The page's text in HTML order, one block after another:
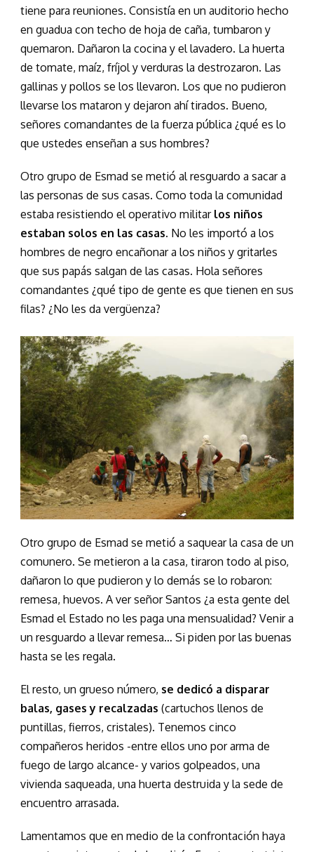
tiene para reuniones. Consistía en un auditorio hecho
en guadua con techo de hoja de caña, tumbaron y
quemaron. Dañaron la cocina y el lavadero. La huerta
de tomate, maíz, fríjol y verduras la destrozaron. Las
gallinas y pollos se los llevaron. Los que no pudieron
llevarse los mataron y dejaron ahí tirados. Bueno,
señores comandantes de la fuerza pública ¿qué es lo
que ustedes enseñan a sus hombres?
Otro grupo de Esmad se metió al resguardo a sacar a
las personas de sus casas. Como toda la comunidad
estaba resistiendo el operativo militar los niños
estaban solos en las casas. No les importó a los
hombres de negro encañonar a los niños y gritarles
que sus papás salgan de las casas. Hola señores
comandantes ¿qué tipo de gente es que tienen en sus
filas? ¿No les da vergüenza?
Otro grupo de Esmad se metió a saquear la casa de un
comunero. Se metieron a la casa, tiraron todo al piso,
dañaron lo que pudieron y lo demás se lo robaron:
remesa, huevos. A ver señor Santos ¿a esta gente del
Esmad el Estado no les paga una mensualidad? Venir a
un resguardo a llevar remesa… Si piden por las buenas
hasta se les regala.
El resto, un grueso número, se dedicó a disparar
balas, gases y recalzadas (cartuchos llenos de
puntillas, fierros, cristales). Tenemos cinco
compañeros heridos -entre ellos uno por arma de
fuego de largo alcance- y varios golpeados, una
vivienda saqueada, una huerta destruida y la sede de
encuentro arrasada.
Lamentamos que en medio de la confrontación haya